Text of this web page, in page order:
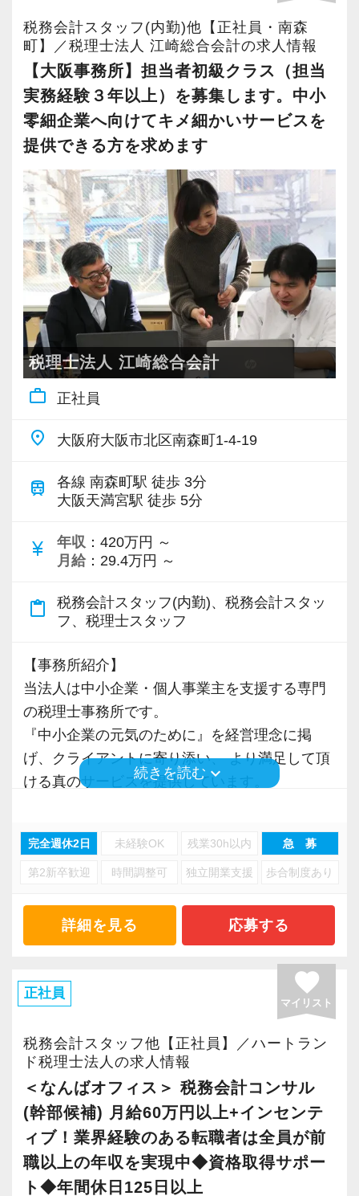
※働く雰囲気が伝わるように撮影していただき
ました(^ ^)
YouTubeショート版
https://youtube.com/shorts/14gk0ILkWdM?
feature=share
Instagram版
https://www.instagram.com/reel/DFAiiiFPWzt/?
igsh=MnE4OWRya3JjZjE3
TikTok版
https://vt.tiktok.com/ZS6qQwH8E/
で出会ったのがFIAです。他にもいくつかの事務
所の面接を受けた中でFIAを選んだ理由は業界未
経験者でも意欲があれば歓迎してくれる組織風
土があり、学びたい・挑戦したいという気持ち
を応援してくれる環境や制度が整っている事で
した。加えて、他のどの事務所よりもオフィス
い」と憧れを持てる職場だった事がFIAを選んだ
決め手でした。
Q.現在はどのような仕事をしていますか？
A.クライアントからお預かりした資料を会計ソ
フトに入力するのが主な業務ですが、担当する
クライアントによっては給与計算や社会保険の
手続きなども行います。様々な業務経験を重ね
る中で入社当時から憧れていた法人の決算書作
成にチャレンジしたいと手を挙げた際には社内
取り組む事ができました。現在は人材育成チー
ます。責任のある難しい仕事だと感じています
ちが引き締まります。後輩への指導を通じて自
分が学ばせてもらう機会も多くあり、とてもや
いていた頃の経験を生かし、社内向けマニュア
ルやクライアントに配布する資料の作成も行っ
Q.これからの目標・ビジョンを教えてくださ
い。
A.未経験で会計業界に転職し、最初は知識と仕
事を身につける事にとにかく必死でした。時に
は自分の力不足に落ち込んだり周りと比べて悩
でした。それでも「成長したい」と思って頑張
ってこられたのは、支えてくれる上司・先輩・
分が支えてくれた人達や後輩の役に立ちたい。
そのためにはまず日々の勉強を怠らずにしっか
自分の知識や経験を後輩に伝えていく事が大切
だと考えています。名刺の裏には「心のこもっ
ています。一緒に仕事をする監査グループの
方、その向こうにいるクライアントの事を考え
て会計資料を作りその仕事を後輩に引き継いで
いく事が私の日々の目標です。これからも初心
と感謝の気持ちを忘れず、心のこもった仕事を
していきたいです。
就業前に勉強しているスタッフや仕事終わりに
専門学校へ通学しているスタッフも。
当社からは毎年税理士試験科目合格者や官報合
格者が輩出しています。
【各種制度 ◆スタッフのやりがいと充実を全
力バックアップ◆】
当社では働きやすい環境づくりとして以下制度
を行っています。
教育制度・研修制度
入社後は先輩社員が教育担当として、しっかり
サポート。研修制度も利用しながら、経験がな
い方でも安心して業務に取り組めます。
ノー残業デー
毎月第一金曜日は「残業禁止」にしています。
務所です。
社員登用制度あり
いずれはパート・アルバイトから社員へ。長く
ロサンゼルス、ラスベガス、シンガポール、マ
レーシア、グアムなど社員旅行は海外へ行って
レッシュができます。
社内プロジェクト
社内にはプロジェクトチームがあり入社1年目か
ら参加できます。グループの壁を超えて業務に
取り組んでおり活躍の場が広がります。
【先輩スタッフの声】
専門的な知識が必要な業界へ、未経験で転職。
もちろん簡単な事ではありませんでしたが、
「せっかく転職するのだから今までの自分より
成長できる職場で働きたい」という軸を持って
税理士事務所を探していました。
他にもいくつかの事務所の面接を受けた中でFIA
を選んだ理由は業界未経験者でも意欲があれば
歓迎してくれる組織風土があり、学びたい・挑
戦したいという気持ちを応援してくれる環境や
制度が整っている事でした。
加えて、他のどの事務所よりもオフィスに活気
があり「この事務所の一員として働きたい」と
憧れを持てる職場だった事がFIAを選んだ決め手
でした。
駅から徒歩5分の好立地にあり、経験が長い社員
が多数在席しています。
担当者中級クラスのポジションとして求めてい
るのは、安心して直接顧客担当を任せることの
できる、知識・経験・対応力のある方。
れからそういう経験も身につけたいと想う方
は、歓迎します。
実務経験は5年以上を目安としていますが、それ
に満たない場合でもこれまでの能力・経験に応
じて選考を進めさせて頂きます。
中小企業・個人事業主を対象に一通りの年間業
務を卒なく対応できる方、かつ、30社程度の担
当実績のある方であれば、すぐに活躍して頂け
ると思います。
者もさらなる成長ができる職場環境がありま
「将来の目標・夢」「これから経験してみたい
案件」「習得していきたいスキル」なんでもい
いので、面接時にあなたの考えを聞かせてくだ
さい。
ら、スキル&キャリアアップを叶えたいという方
は当法人で実現してみませんか？
【日々の業務を通じて幅広い知識・経験を身に
つけることが可能！】
主な仕事内容は月次監査・決算申告・確定申
告・年末調整・税務相談などです。
当法人では分業制を確立しており記帳代行は専
門部署が担当しますので、本来の専門家として
また当法人の中である程度の経験を積んで頂い
た後、税務会計業務以外にも労務・法務・融
資・各種行政手続きなども担当します。
中小企業・個人事業主を支援する専門家とし
ただし本人の希望と経験をしっかり考慮した
上、業務をお任せしていきますので無理なくス
テップアップを目指せます。
当法人では社員各々が得意分野や強みを持ち合
わせていますので、将来的に身につけたいスキ
ルや経験を教えてください。
『あなたが成りたい自分を見つけられる職場環
境』を提供できると思います！
税務会計スタッフ(内勤)他【正社員・南森
町】／税理士法人 江崎総合会計の求人情報
【大阪事務所】担当者初級クラス（担当
実務経験３年以上）を募集します。中小
零細企業へ向けてキメ細かいサービスを
提供できる方を求めます
税理士法人 江崎総合会計
work_outline 正社員
place 大阪府大阪市北区南森町1-4-19
train
各線 南森町駅 徒歩 3分
大阪天満宮駅 徒歩 5分
currency_yen 年収 ：420万円 ～
月給 ：29.4万円 ～
content_paste
税務会計スタッフ(内勤)、税務会計スタッ
フ、税理士スタッフ
【事務所紹介】
当法人は中小企業・個人事業主を支援する専門
の税理士事務所です。
『中小企業の元気のために』を経営理念に掲
げ、クライアントに寄り添い、 より満足して頂
ける真のサービスを提供しています。
り、多くのクライアントを抱えるまでに成長し
ました。
めています！】
今回、クライアント増加とより一層のサービス
向上を目指し、「大阪事務所」で社員の増員を
行っています。
大阪事務所は南森町駅から徒歩3分/大阪天満宮
駅から徒歩5分の好立地にあり、経験が長い社員
が多数在席しています。
担当者初級クラスのポジションとして求めてい
るのは、安心して直接顧客担当を任せることの
できる、知識・経験・対応力のある方。
実務経験は3年以上を目安としていますが、それ
続きを読むkeyboard_arrow_down
完全週休2日 未経験OK 残業30h以内 急 募
第2新卒歓迎 時間調整可 独立開業支援 歩合制度あり
詳細を見る 応募する
正社員 favorite
マイリスト
税務会計スタッフ他【正社員】／ハートラン
ド税理士法人の求人情報
＜なんばオフィス＞ 税務会計コンサル
(幹部候補) 月給60万円以上+インセンテ
ィブ！業界経験のある転職者は全員が前
職以上の年収を実現中◆資格取得サポー
ト◆年間休日125日以上